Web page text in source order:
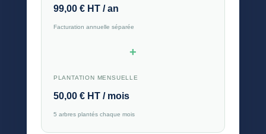
99,00 € HT / an
Facturation annuelle séparée
+
PLANTATION MENSUELLE
50,00 € HT / mois
5 arbres plantés chaque mois